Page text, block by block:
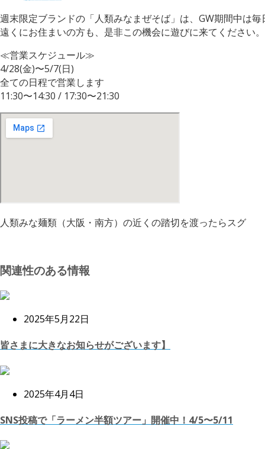
週末限定ブランドの「人類みなまぜそば」は、GW期間中は毎
遠くにお住まいの方も、是非この機会に遊びに来てください。
≪営業スケジュール≫
4/28(金)〜5/7(日)
全ての日程で営業します
11:30〜14:30 / 17:30〜21:30
人類みな麺類（大阪・南方）の近くの踏切を渡ったらスグ
関連性のある情報
2025年5月22日
皆さまに大きなお知らせがございます】
2025年4月4日
SNS投稿で「ラーメン半額ツアー」開催中！4/5〜5/11